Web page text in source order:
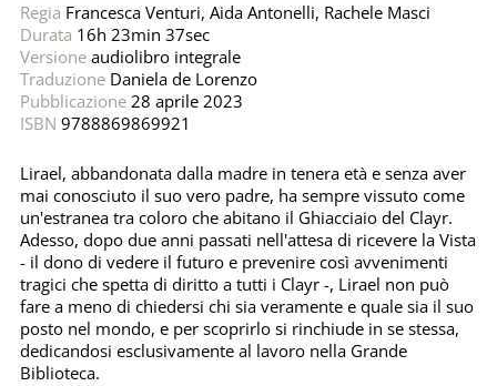
Regia Francesca Venturi, Aida Antonelli, Rachele Masci
Durata 16h 23min 37sec
Versioneaudiolibro integrale
TraduzioneDaniela de Lorenzo
Pubblicazione28 aprile 2023
ISBN 9788869869921
Lirael, abbandonata dalla madre in tenera età e senza aver
mai conosciuto il suo vero padre, ha sempre vissuto come
un'estranea tra coloro che abitano il Ghiacciaio del Clayr.
Adesso, dopo due anni passati nell'attesa di ricevere la Vista
- il dono di vedere il futuro e prevenire così avvenimenti
tragici che spetta di diritto a tutti i Clayr -, Lirael non può
fare a meno di chiedersi chi sia veramente e quale sia il suo
posto nel mondo, e per scoprirlo si rinchiude in se stessa,
dedicandosi esclusivamente al lavoro nella Grande
Biblioteca.